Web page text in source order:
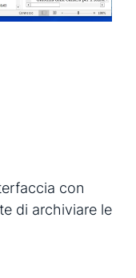
con
di archiviare le